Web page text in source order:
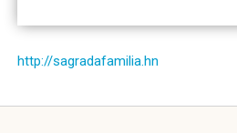
http://sagradafamilia.hn